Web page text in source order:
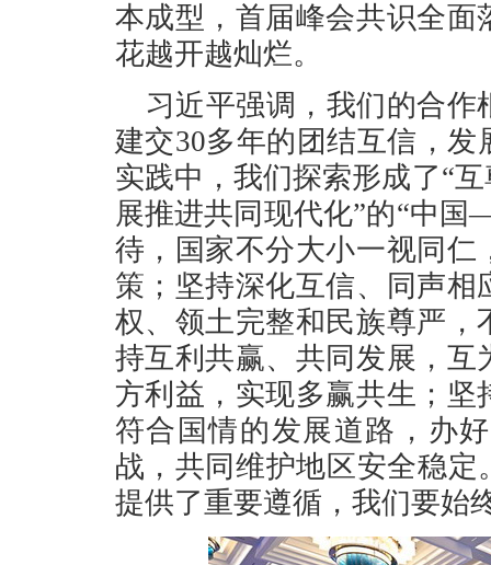
本成型，首届峰会共识全
花越开越灿烂。
习近平强调，我们的合
建交30多年的团结互信，
实践中，我们探索形成了“
展推进共同现代化”的“中
待，国家不分大小一视同
策；坚持深化互信、同声
权、领土完整和民族尊严
持互利共赢、共同发展，
方利益，实现多赢共生；
符合国情的发展道路，办
战，共同维护地区安全稳
提供了重要遵循，我们要始